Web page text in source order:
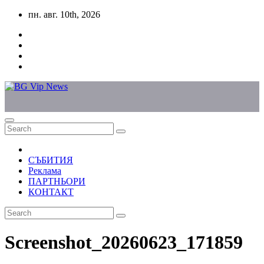
Skip
content
пн. авг. 10th, 2026
СЪБИТИЯ
Реклама
ПАРТНЬОРИ
КОНТАКТ
Screenshot_20260623_171859